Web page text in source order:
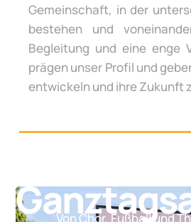
Gemeinschaft, in der
bestehen und
Begleitung und eine enge
prägen unser Profil und
entwickeln und ihre Zukunft
Von Chor, Fußball und